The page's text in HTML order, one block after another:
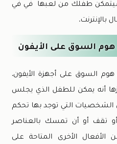
طفلك من لعبها في في
بالإنترنت.
السوق على الأيفون
السوق على أجهزة الأيفون.
أنه يمكن للطفل الذي يجلس
الشخصيات التي توجد بها تحكم
تقف أو أن تمسك بالعناصر
الأفعال الأخرى المتاحة على